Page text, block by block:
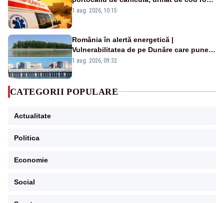
duminică. Temperaturile urcă spre 40°C
1 aug. 2026, 10:15
România în alertă energetică |
Vulnerabilitatea de pe Dunăre care pune
în pericol Centrala Cernavodă era
1 aug. 2026, 09:32
CATEGORII POPULARE
Actualitate
Politica
Economie
Social